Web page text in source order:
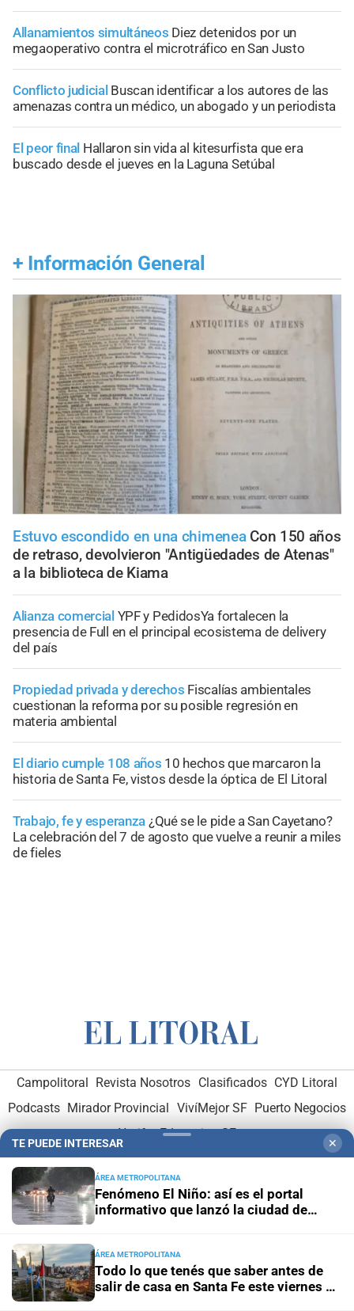
Allanamientos simultáneos Diez detenidos por un
megaoperativo contra el microtráfico en San Justo
Conflicto judicial Buscan identificar a los autores de las
amenazas contra un médico, un abogado y un periodista
El peor final Hallaron sin vida al kitesurfista que era
buscado desde el jueves en la Laguna Setúbal
+ Información General
Estuvo escondido en una chimenea Con 150 años
de retraso, devolvieron "Antigüedades de Atenas"
a la biblioteca de Kiama
Alianza comercial YPF y PedidosYa fortalecen la
presencia de Full en el principal ecosistema de delivery
del país
Propiedad privada y derechos Fiscalías ambientales
cuestionan la reforma por su posible regresión en
materia ambiental
El diario cumple 108 años 10 hechos que marcaron la
historia de Santa Fe, vistos desde la óptica de El Litoral
Trabajo, fe y esperanza ¿Qué se le pide a San Cayetano?
La celebración del 7 de agosto que vuelve a reunir a miles
de fieles
Campolitoral Revista Nosotros Clasificados CYD Litoral
Podcasts Mirador Provincial VivíMejor SF Puerto Negocios
Notife Educacion SF
Hemeroteca Digital (1930-1979)
Administración y Publicidad-Elementos institucionales
Opcionales con El Litoral
TE PUEDE INTERESAR ✕
ÁREA METROPOLITANA
Fenómeno El Niño: así es el portal
informativo que lanzó la ciudad de
ÁREA METROPOLITANA
Todo lo que tenés que saber antes de
salir de casa en Santa Fe este viernes 7